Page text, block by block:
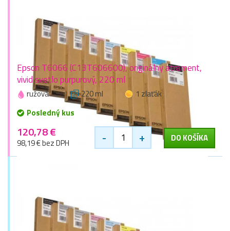
Epson T6066 (C13T606600), originálny atrament,
vivid svetlo purpurový, 220 ml
ružová 220 ml
1 zlaťák
Posledný kus
120,78 €
98,19 € bez DPH - + DO KOŠÍKA